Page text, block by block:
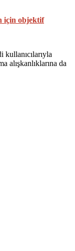
için objektif
alışkanlıklarına da